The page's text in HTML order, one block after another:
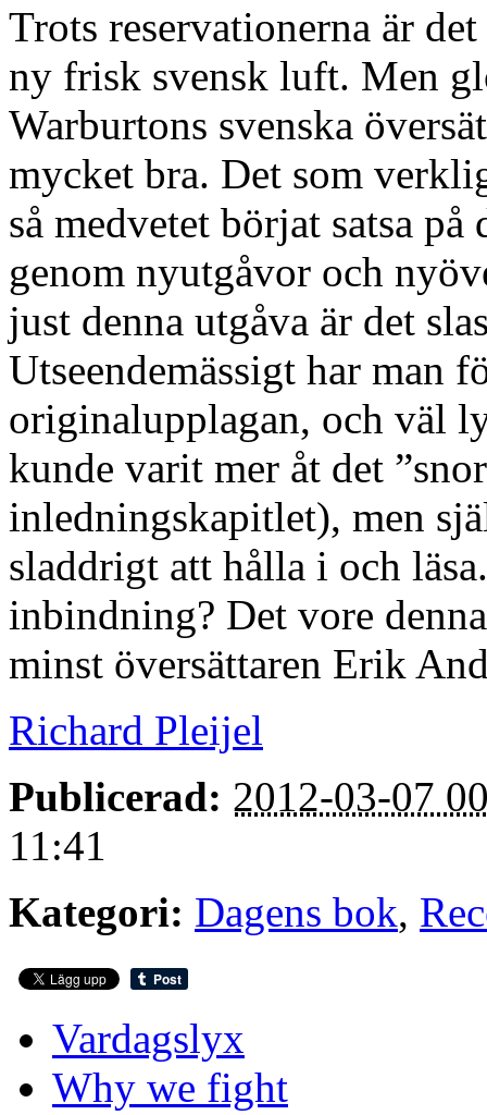
Trots reservationerna är
ny frisk svensk luft. Men
Warburtons svenska
mycket bra. Det som
så medvetet börjat satsa
genom nyutgåvor och
just denna utgåva är det
Utseendemässigt har man
originalupplagan, och väl
kunde varit mer åt det
inledningskapitlet), men
sladdrigt att hålla i och
inbindning? Det vore
minst översättaren Erik
Richard Pleijel
Publicerad: 2012-03-07
11:41
Kategori: Dagens bok,
Vardagslyx
Why we fight